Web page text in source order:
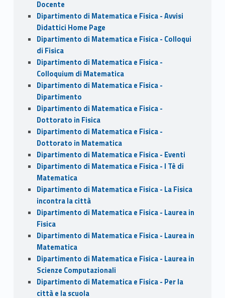
Docente
Dipartimento di Matematica e Fisica - Avvisi
Didattici Home Page
Dipartimento di Matematica e Fisica - Colloqui
di Fisica
Dipartimento di Matematica e Fisica -
Colloquium di Matematica
Dipartimento di Matematica e Fisica -
Dipartimento
Dipartimento di Matematica e Fisica -
Dottorato in Fisica
Dipartimento di Matematica e Fisica -
Dottorato in Matematica
Dipartimento di Matematica e Fisica - Eventi
Dipartimento di Matematica e Fisica - I Tè di
Matematica
Dipartimento di Matematica e Fisica - La Fisica
incontra la città
Dipartimento di Matematica e Fisica - Laurea in
Fisica
Dipartimento di Matematica e Fisica - Laurea in
Matematica
Dipartimento di Matematica e Fisica - Laurea in
Scienze Computazionali
Dipartimento di Matematica e Fisica - Per la
città e la scuola